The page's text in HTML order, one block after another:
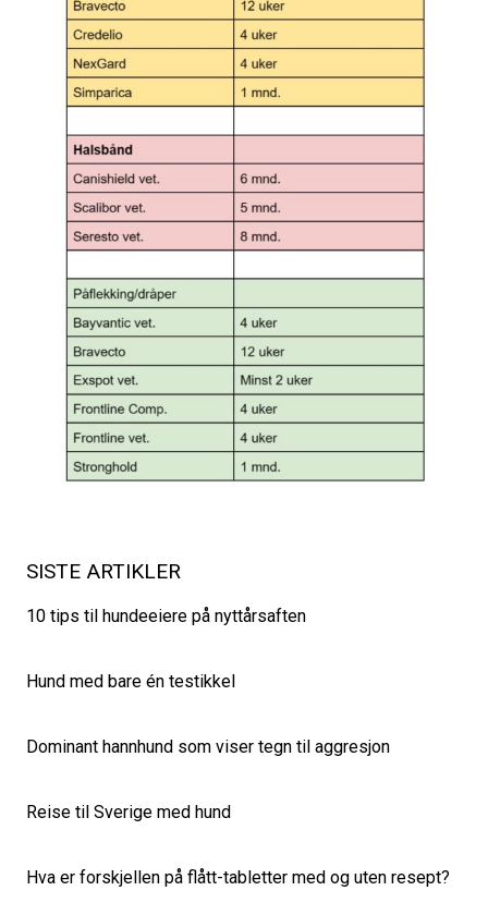
SISTE ARTIKLER
10 tips til hundeeiere på nyttårsaften
Hund med bare én testikkel
Dominant hannhund som viser tegn til aggresjon
Reise til Sverige med hund
Hva er forskjellen på flått-tabletter med og uten resept?